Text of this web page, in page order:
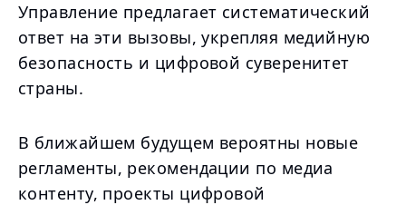
Управление предлагает систематический
ответ на эти вызовы, укрепляя медийную
безопасность и цифровой суверенитет
страны.
В ближайшем будущем вероятны новые
регламенты, рекомендации по медиа
контенту, проекты цифровой